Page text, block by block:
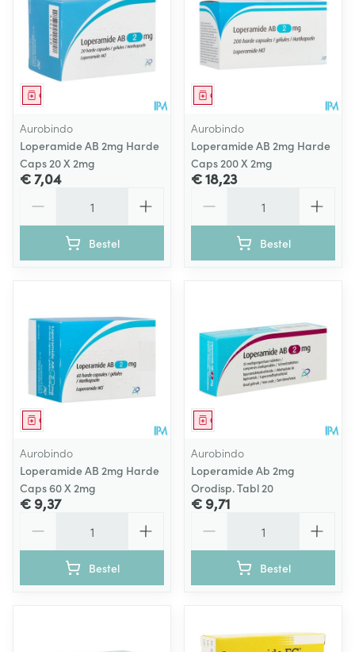
Geneesmiddel
Aurobindo
Loperamide AB 2mg Harde
Caps 20 X 2mg
€ 7,04
Bestel
Geneesmiddel
Aurobindo
Loperamide AB 2mg Harde
Caps 200 X 2mg
€ 18,23
Bestel
Geneesmiddel
Aurobindo
Loperamide AB 2mg Harde
Caps 60 X 2mg
€ 9,37
Bestel
Geneesmiddel
Aurobindo
Loperamide Ab 2mg
Orodisp. Tabl 20
€ 9,71
Bestel